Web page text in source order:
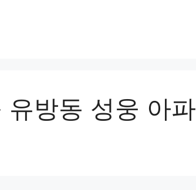
방동 성웅 아파